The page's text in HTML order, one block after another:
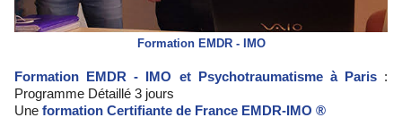
Formation EMDR - IMO
Formation EMDR - IMO et Psychotraumatisme à Paris:
Programme Détaillé 3 jours
Une formation Certifiante de France EMDR-IMO ®